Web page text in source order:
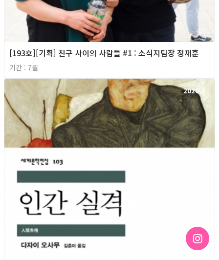
[193호][기획] 친구 사이의 사람들 #1 : 소식지팀장 정재훈
기간 : 7월
2026년